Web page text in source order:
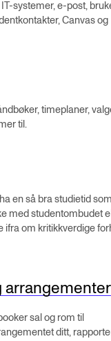
systemer, e-post,
Canvas og
timeplaner,
til.
en så bra studietid
med studentombudet
ifra om kritikkverdige
arrangementer
sal og rom til
ditt,